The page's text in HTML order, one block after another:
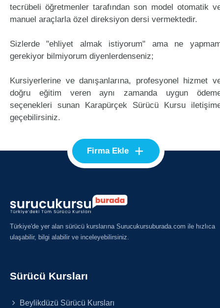
tecrübeli öğretmenler tarafından son model otomatik
manuel araçlarla özel direksiyon dersi vermektedir.
Sizlerde "ehliyet almak istiyorum" ama ne
gerekiyor bilmiyorum diyenlerdenseniz;
Kursiyerlerine ve danışanlarına, profesyonel hizmet
doğru eğitim veren aynı zamanda uygun
seçenekleri sunan Karapürçek Sürücü Kursu
geçebilirsiniz.
Firma Ekle +
Türkiye'de yer alan sürücü kurslarına Surucukursuburada.com ile hızlıca
ulaşabilir, bilgi alabilir ve inceleyebilirsiniz.
Sürücü Kursları
Beylikdüzü Sürücü Kursları